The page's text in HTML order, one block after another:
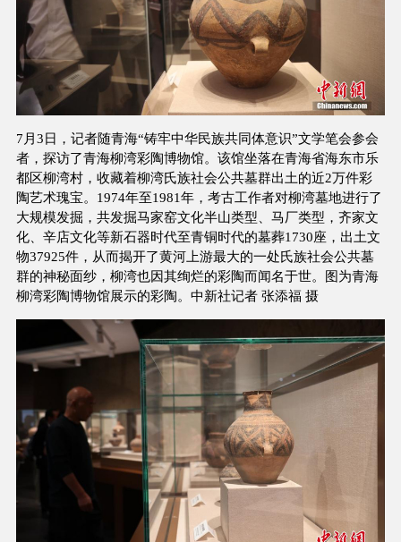
7月3日，记者随青海“铸牢中华民族共同体意识”文学笔会参会
者，探访了青海柳湾彩陶博物馆。该馆坐落在青海省海东市乐
都区柳湾村，收藏着柳湾氏族社会公共墓群出土的近2万件彩
陶艺术瑰宝。1974年至1981年，考古工作者对柳湾墓地进行了
大规模发掘，共发掘马家窑文化半山类型、马厂类型，齐家文
化、辛店文化等新石器时代至青铜时代的墓葬1730座，出土文
物37925件，从而揭开了黄河上游最大的一处氏族社会公共墓
群的神秘面纱，柳湾也因其绚烂的彩陶而闻名于世。图为青海
柳湾彩陶博物馆展示的彩陶。中新社记者 张添福 摄